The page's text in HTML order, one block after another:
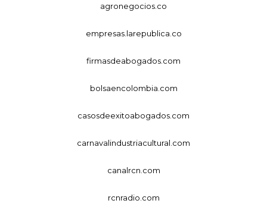
agronegocios.co
empresas.larepublica.co
firmasdeabogados.com
bolsaencolombia.com
casosdeexitoabogados.com
carnavalindustriacultural.com
canalrcn.com
rcnradio.com